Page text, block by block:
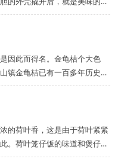
前往上述海域潜水拣海
甚广的俗话。海胆，对于城
因此而得名。金龟桔个大色
镇金龟桔已有一百多年历史，
大而鲜亮、皮易剥裂，肉清香
佳品。金龟桔果实个大色
的荷叶香，这是由于荷叶紧紧
。荷叶笼仔饭的味道和煲仔饭
、卤味、海鲜饭等品种供人们